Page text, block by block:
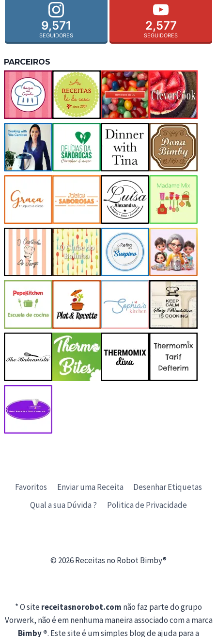
9,571
SEGUIDORES
2,577
SEGUIDORES
PARCEIROS
Favoritos Enviar uma Receita
Desenhar Etiquetas
Qual a sua Dúvida ?
Politica de Privacidade
© 2026 Receitas no Robot Bimby®
* O sitereceitasnorobot.com não faz parte do grupo
Vorwerk, não é em nenhuma maneira associado com a marca
Bimby ®. Este site é um simples blog de ajuda para a